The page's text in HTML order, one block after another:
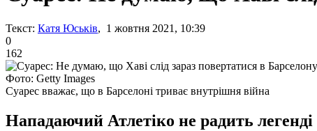
Текст: Катя Юськів, 1 жовтня 2021, 10:39
0
162
Фото: Getty Images
Суарес вважає, що в Барселоні триває внутрішня війна
Нападаючий Атлетіко не радить